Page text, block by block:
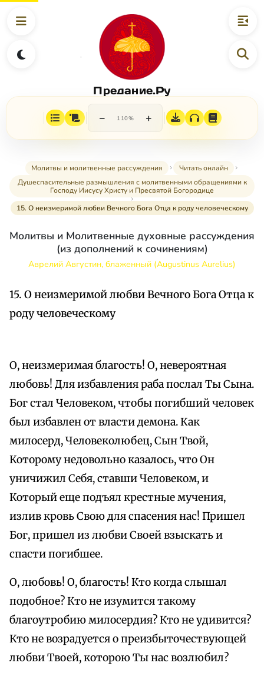
Предание.Ру
− 110% +
Молитвы и молитвенные рассуждения
Читать онлайн
Душеспасительные размышления с молитвенными обращениями к
Господу Иисусу Христу и Пресвятой Богородице
15. О неизмеримой любви Вечного Бога Отца к роду человеческому
Молитвы и Молитвенные духовные рассуждения
(из дополнений к сочинениям)
Аврелий Августин, блаженный (Augustinus Aurelius)
15. О неизмеримой любви Вечного Бога Отца к
роду человеческому
О, неизмеримая благость! О, невероятная
любовь! Для избавления раба послал Ты Сына.
Бог стал Человеком, чтобы погибший человек
был избавлен от власти демона. Как
милосерд, Человеколюбец, Сын Твой,
Которому недовольно казалось, что Он
уничижил Себя, ставши Человеком, и
Который еще подъял крестные мучения,
излив кровь Свою для спасения нас! Пришел
Бог, пришел из любви Своей взыскать и
спасти погибшее.
О, любовь! О, благость! Кто когда слышал
подобное? Кто не изумится такому
благоутробию милосердия? Кто не удивится?
Кто не возрадуется о преизбыточествующей
любви Твоей, которою Ты нас возлюбил?